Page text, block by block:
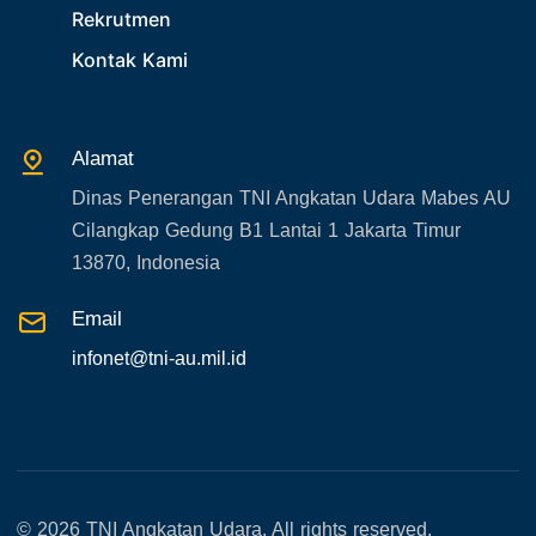
33. Agenda Presiden
34. Agenda Kabupaten/Kota
37. Kecelakaan pesawat swasta
38. Bencana Alam
39. Gangguan KAMTIBMAS
Rekrutmen
Kontak Kami
Alamat
Dinas Penerangan TNI Angkatan Udara Mabes AU
Cilangkap Gedung B1 Lantai 1 Jakarta Timur
13870, Indonesia
Email
infonet@tni-au.mil.id
© 2026 TNI Angkatan Udara. All rights reserved.